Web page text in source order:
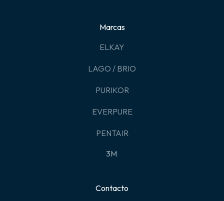
Marcas
ELKAY
LAGO / BRIO
PURIKOR
EVERPURE
PENTAIR
3M
Contacto